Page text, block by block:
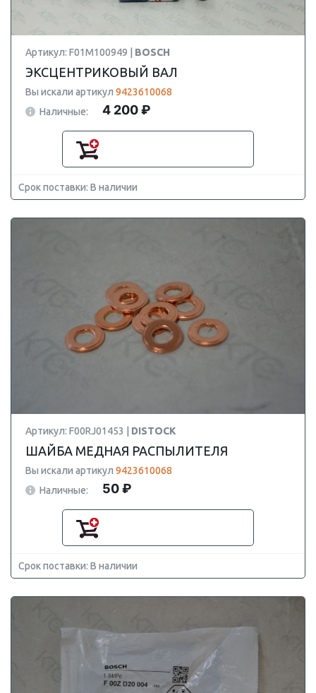
Артикул: F01M100949 | BOSCH
ЭКСЦЕНТРИКОВЫЙ ВАЛ
Вы искали артикул 9423610068
Наличные:
4 200 ₽
Срок поставки: В наличии
Артикул: F00RJ01453 | DISTOCK
ШАЙБА МЕДНАЯ РАСПЫЛИТЕЛЯ
Вы искали артикул 9423610068
Наличные:
50 ₽
Срок поставки: В наличии